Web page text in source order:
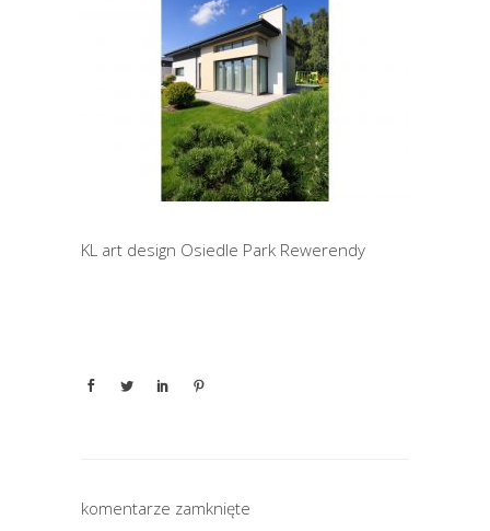
KL art design Osiedle Park Rewerendy
komentarze zamknięte